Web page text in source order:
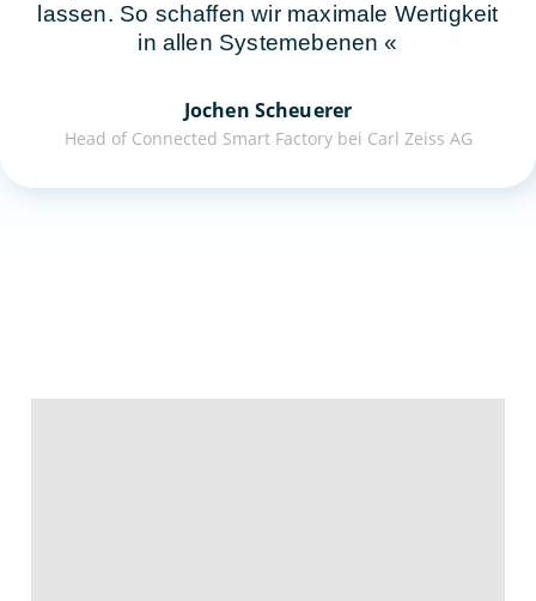
lassen. So schaffen wir maximale Wertigkeit
in allen Systemebenen
Jochen Scheuerer
Head of Connected Smart Factory bei Carl Zeiss AG